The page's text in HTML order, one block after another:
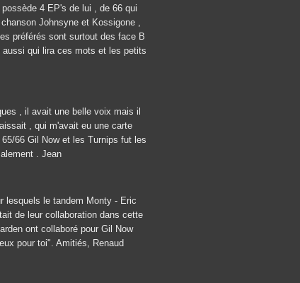
4 EP's de lui , de 66 qui
Johnsyne et Kossigone ,
préférés sont surtout des face B
qui lira ces mots et les petits
, il avait une belle voix mais il
, qui m'avait eu une carte
66 Gil Now et les Turnips fut les
. Jean
lesquels le tandem Monty - Eric
de leur collaboration dans cette
ont collaboré pour Gil Now
pour toi". Amitiés, Renaud